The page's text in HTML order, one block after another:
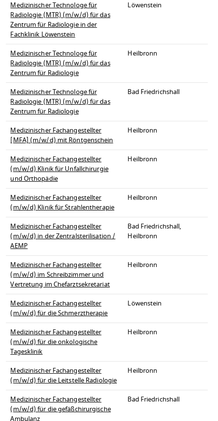
Medizinischer Technologe für
Radiologie (MTR) (m/w/d) für das
Zentrum für Radiologie in der
Fachklinik Löwenstein
Löwenstein
Medizinischer Technologe für
Radiologie (MTR) (m/w/d) für das
Zentrum für Radiologie
Heilbronn
Medizinischer Technologe für
Radiologie (MTR) (m/w/d) für das
Zentrum für Radiologie
Bad Friedrichshall
Medizinischer Fachangestellter
[MFA] (m/w/d) mit Röntgenschein
Heilbronn
Medizinischer Fachangestellter
(m/w/d) Klinik für Unfallchirurgie
und Orthopädie
Heilbronn
Medizinischer Fachangestellter
(m/w/d) Klinik für Strahlentherapie
Heilbronn
Medizinischer Fachangestellter
(m/w/d) in der Zentralsterilisation /
AEMP
Bad Friedrichshall,
Heilbronn
Medizinischer Fachangestellter
(m/w/d) im Schreibzimmer und
Vertretung im Chefarztsekretariat
Heilbronn
Medizinischer Fachangestellter
(m/w/d) für die Schmerztherapie
Löwenstein
Medizinischer Fachangestellter
(m/w/d) für die onkologische
Tagesklinik
Heilbronn
Medizinischer Fachangestellter
(m/w/d) für die Leitstelle Radiologie
Heilbronn
Medizinischer Fachangestellter
(m/w/d) für die gefäßchirurgische
Bad Friedrichshall